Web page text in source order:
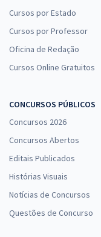
Cursos por Estado
Cursos por Professor
Oficina de Redação
Cursos Online Gratuitos
CONCURSOS PÚBLICOS
Concursos 2026
Concursos Abertos
Editais Publicados
Histórias Visuais
Notícias de Concursos
Questões de Concurso